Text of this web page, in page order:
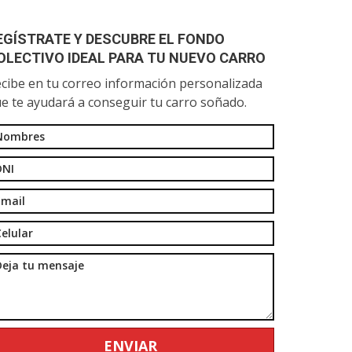
Y DESCUBRE EL FONDO
IDEAL PARA TU NUEVO CARRO
en tu correo información personalizada
te ayudará a conseguir tu carro soñado.